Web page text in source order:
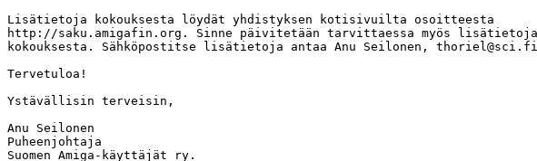
Lisätietoja kokouksesta löydät yhdistyksen kotisivuilta osoitteesta
http://saku.amigafin.org. Sinne päivitetään tarvittaessa myös lisätietoja
kokouksesta. Sähköpostitse lisätietoja antaa Anu Seilonen,
Tervetuloa!
Ystävällisin terveisin,
Anu Seilonen
Puheenjohtaja
Suomen Amiga-käyttäjät ry.